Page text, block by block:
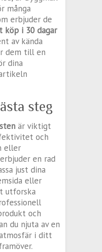
många
erbjuder de
köp i 30 dagar
av kända
dem till en
dina
steg
är viktigt
och
eller
en rad
just dina
eller
utforska
och
du njuta av en
i ditt